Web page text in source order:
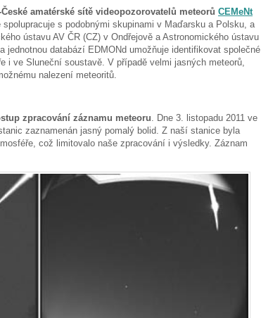
amatérské sítě videopozorovatelů meteorů CEMeNt
spolupracuje s podobnými skupinami v Maďarsku a Polsku, a
ústavu AV ČR (CZ) v Ondřejově a Astronomického ústavu
databází EDMONd umožňuje identifikovat společné
i ve Sluneční soustavě. V případě velmi jasných meteorů,
nalezení meteoritů.
zpracování záznamu meteoru. Dne 3. listopadu 2011 ve
zaznamenán jasný pomalý bolid. Z naší stanice byla
což limitovalo naše zpracování i výsledky. Záznam